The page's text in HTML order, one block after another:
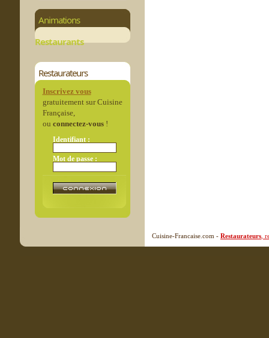
Animations
Restaurants
Restaurateurs
Inscrivez vous
gratuitement sur Cuisine
Française,
ou connectez-vous!
Identifiant :
Mot de passe :
Cuisine-Francaise.com - Restaurateurs ,